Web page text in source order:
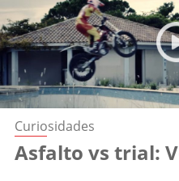
Curiosidades
Asfalto vs trial: